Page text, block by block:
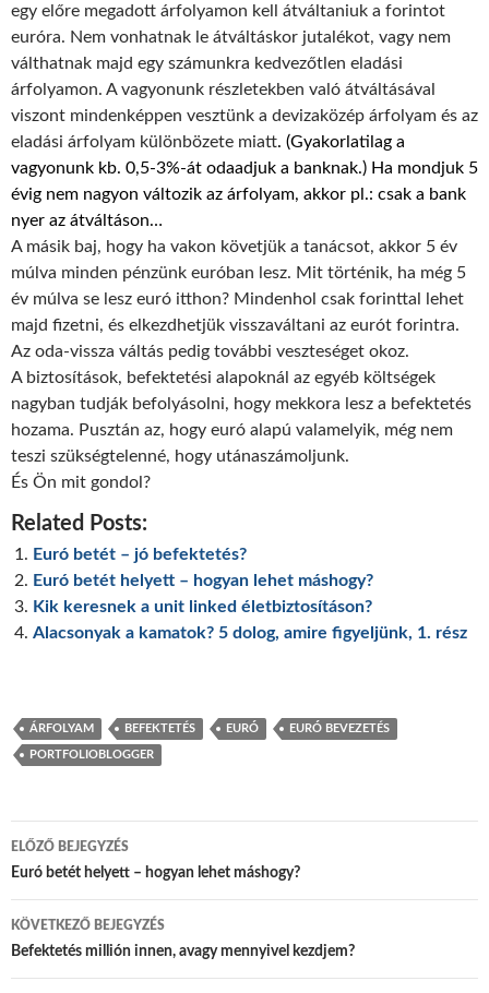
egy előre megadott árfolyamon kell átváltaniuk a forintot
euróra. Nem vonhatnak le átváltáskor jutalékot, vagy nem
válthatnak majd egy számunkra kedvezőtlen eladási
árfolyamon. A vagyonunk részletekben való átváltásával
viszont mindenképpen vesztünk a devizaközép árfolyam és az
eladási árfolyam különbözete miatt. (Gyakorlatilag a
vagyonunk kb. 0,5-3%-át odaadjuk a banknak.) Ha mondjuk 5
évig nem nagyon változik az árfolyam, akkor pl.: csak a bank
nyer az átváltáson…
A másik baj, hogy ha vakon követjük a tanácsot, akkor 5 év
múlva minden pénzünk euróban lesz. Mit történik, ha még 5
év múlva se lesz euró itthon? Mindenhol csak forinttal lehet
majd fizetni, és elkezdhetjük visszaváltani az eurót forintra.
Az oda-vissza váltás pedig további veszteséget okoz.
A biztosítások, befektetési alapoknál az egyéb költségek
nagyban tudják befolyásolni, hogy mekkora lesz a befektetés
hozama. Pusztán az, hogy euró alapú valamelyik, még nem
teszi szükségtelenné, hogy utánaszámoljunk.
És Ön mit gondol?
Related Posts:
Euró betét – jó befektetés?
Euró betét helyett – hogyan lehet máshogy?
Kik keresnek a unit linked életbiztosításon?
Alacsonyak a kamatok? 5 dolog, amire figyeljünk, 1. rész
ÁRFOLYAM BEFEKTETÉS EURÓ EURÓ BEVEZETÉS
PORTFOLIOBLOGGER
Bejegyzés
navigáció
ELŐZŐ BEJEGYZÉS
Euró betét helyett – hogyan lehet máshogy?
KÖVETKEZŐ BEJEGYZÉS
Befektetés millión innen, avagy mennyivel kezdjem?